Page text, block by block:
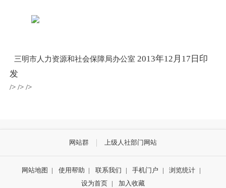
三明市人力资源和社会保障局办公室 2013年12 月17 日 印
发
/> /> />
网站群 上级人社部门网站
网站地图 | 使用帮助 | 联系我们 | 手机门户 | 浏览统计 |
设为首页 | 加入收藏